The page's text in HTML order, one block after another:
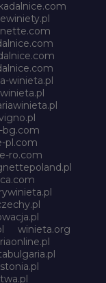
winieta.pl
pl.com
ro.com
winieta.org